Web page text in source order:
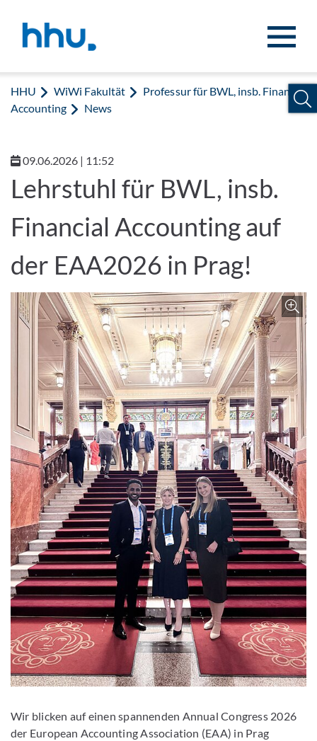
HHU WiWi Fakultät
Professur für BWL, insb. Financial
Accounting
News
09.06.2026 | 11:52
Lehrstuhl für BWL, insb.
Financial Accounting auf
der EAA2026 in Prag!
Wir blicken auf einen spannenden Annual Congress 2026
der European Accounting Association (EAA) in Prag